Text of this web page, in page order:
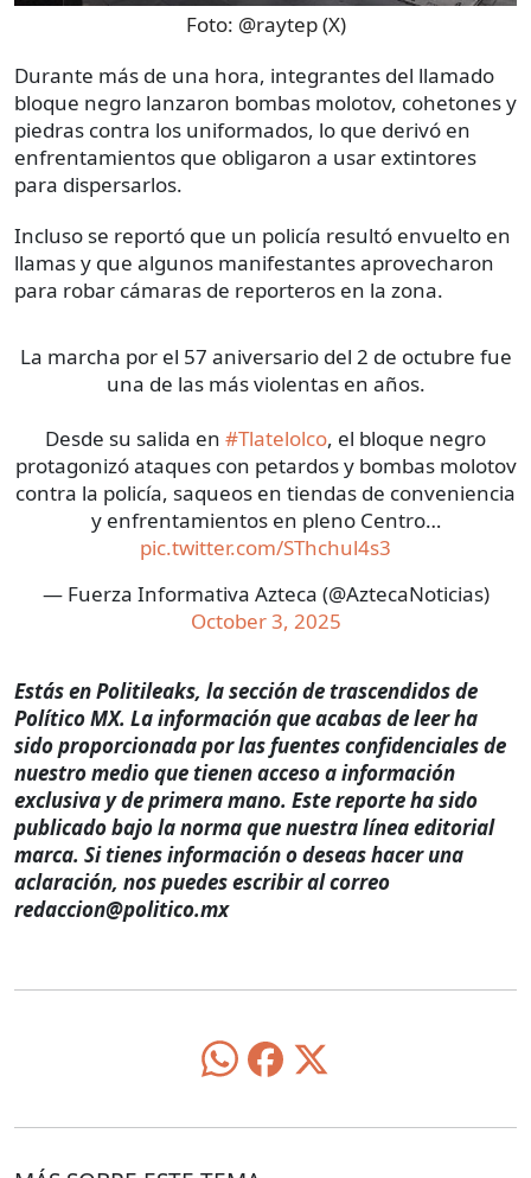
Foto: @raytep (X)
Durante más de una hora, integrantes del llamado
bloque negro lanzaron bombas molotov, cohetones y
piedras contra los uniformados, lo que derivó en
enfrentamientos que obligaron a usar extintores
para dispersarlos.
Incluso se reportó que un policía resultó envuelto en
llamas y que algunos manifestantes aprovecharon
para robar cámaras de reporteros en la zona.
La marcha por el 57 aniversario del 2 de octubre fue
una de las más violentas en años.
Desde su salida en #Tlatelolco, el bloque negro
protagonizó ataques con petardos y bombas molotov
contra la policía, saqueos en tiendas de conveniencia
y enfrentamientos en pleno Centro…
pic.twitter.com/SThchul4s3
— Fuerza Informativa Azteca (@AztecaNoticias)
October 3, 2025
Estás en Politileaks, la sección de trascendidos de
Político MX. La información que acabas de leer ha
sido proporcionada por las fuentes confidenciales de
nuestro medio que tienen acceso a información
exclusiva y de primera mano. Este reporte ha sido
publicado bajo la norma que nuestra línea editorial
marca. Si tienes información o deseas hacer una
aclaración, nos puedes escribir al correo
redaccion@politico.mx